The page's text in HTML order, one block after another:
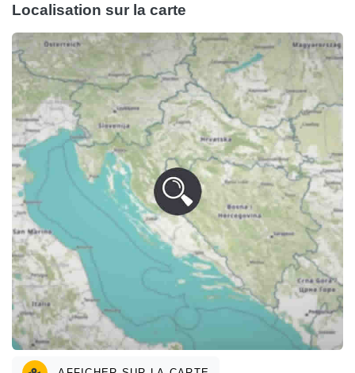
Localisation sur la carte